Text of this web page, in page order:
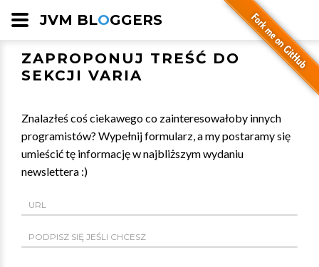
JVM BLOGGERS
ZAPROPONUJ TREŚĆ DO
SEKCJI VARIA
Znalazłeś coś ciekawego co zainteresowałoby innych
programistów? Wypełnij formularz, a my postaramy się
umieścić tę informację w najbliższym wydaniu
newslettera :)